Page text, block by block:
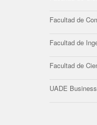
Facultad de
Facultad de
Facultad de
UADE